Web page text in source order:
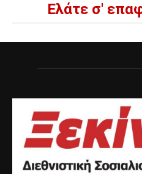
Ελάτε σ'